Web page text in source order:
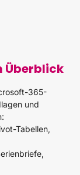
Überblick
365-
und
Tabellen,